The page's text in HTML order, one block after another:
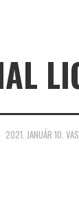
2021. JANUÁR 10.